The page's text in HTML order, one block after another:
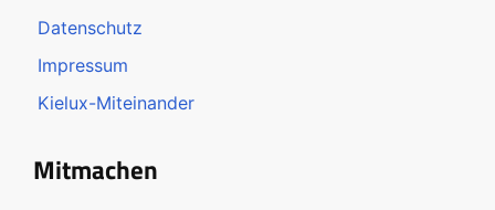
Datenschutz
Impressum
Kielux-Miteinander
Mitmachen